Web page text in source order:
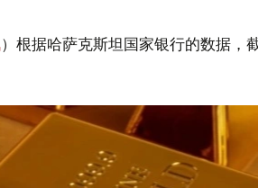
）根据哈萨克斯坦国家银行的数据